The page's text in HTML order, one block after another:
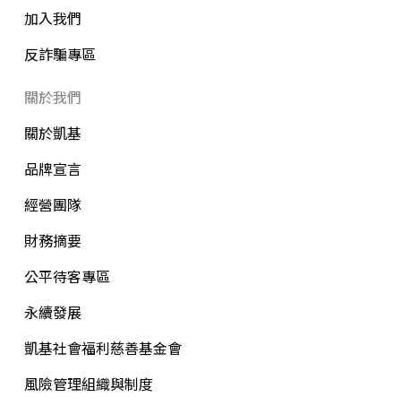
加入我們
反詐騙專區
關於我們
關於凱基
品牌宣言
經營團隊
財務摘要
公平待客專區
永續發展
凱基社會福利慈善基金會
風險管理組織與制度